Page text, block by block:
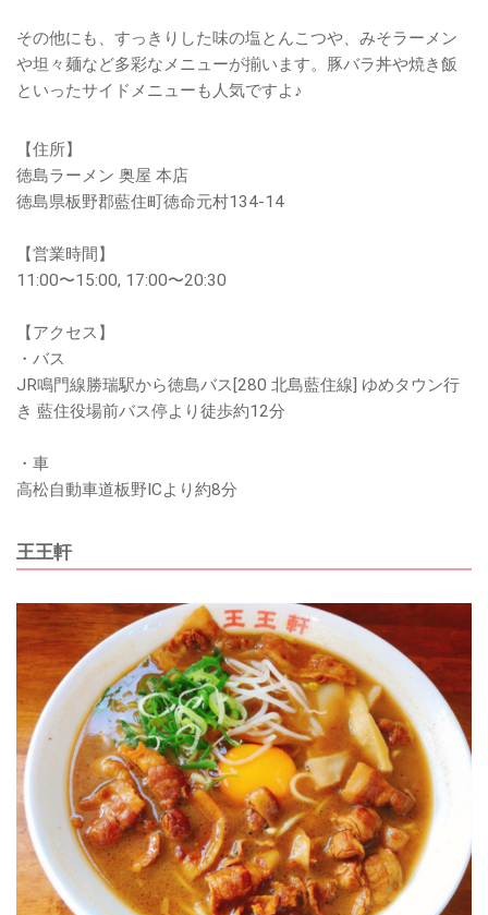
その他にも、すっきりした味の塩とんこつや、みそラーメン
や坦々麺など多彩なメニューが揃います。豚バラ丼や焼き飯
といったサイドメニューも人気ですよ♪
【住所】
徳島ラーメン 奥屋 本店
徳島県板野郡藍住町徳命元村134-14
【営業時間】
11:00〜15:00, 17:00〜20:30
【アクセス】
・バス
JR鳴門線勝瑞駅から徳島バス[280 北島藍住線] ゆめタウン行
き 藍住役場前バス停より徒歩約12分
・車
高松自動車道板野ICより約8分
王王軒